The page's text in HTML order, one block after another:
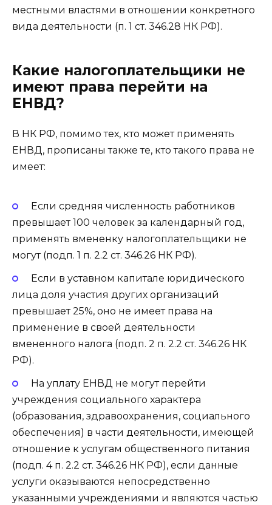
местными властями в отношении конкретного
вида деятельности (п. 1 ст. 346.28 НК РФ).
Какие налогоплательщики не
имеют права перейти на
ЕНВД?
В НК РФ, помимо тех, кто может применять
ЕНВД, прописаны также те, кто такого права не
имеет:
Если средняя численность работников
превышает 100 человек за календарный год,
применять вмененку налогоплательщики не
могут (подп. 1 п. 2.2 ст. 346.26 НК РФ).
Если в уставном капитале юридического
лица доля участия других организаций
превышает 25%, оно не имеет права на
применение в своей деятельности
вмененного налога (подп. 2 п. 2.2 ст. 346.26 НК
РФ).
На уплату ЕНВД не могут перейти
учреждения социального характера
(образования, здравоохранения, социального
обеспечения) в части деятельности, имеющей
отношение к услугам общественного питания
(подп. 4 п. 2.2 ст. 346.26 НК РФ), если данные
услуги оказываются непосредственно
указанными учреждениями и являются частью